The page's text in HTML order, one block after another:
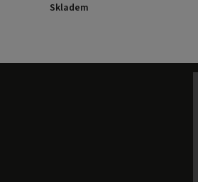
Skladem